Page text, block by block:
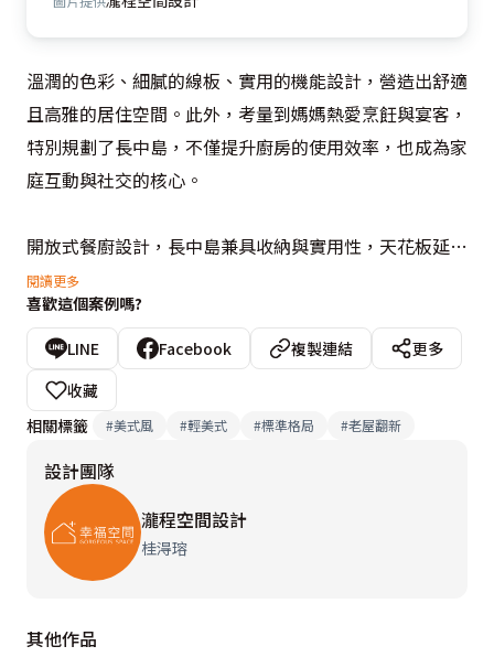
溫潤的色彩、細膩的線板、實用的機能設計，營造出舒適
且高雅的居住空間。此外，考量到媽媽熱愛烹飪與宴客，
特別規劃了長中島，不僅提升廚房的使用效率，也成為家
庭互動與社交的核心。
開放式餐廚設計，長中島兼具收納與實用性，天花板延續
美式風格的線板造型，並透過跳色處理增添空間層次，使
視覺更豐富而不單調。搭配嵌燈與間接燈光設計，讓室內
更顯溫馨柔和。
這個家融合美式優雅、實用收納與機能需求，透過精緻的
常生活、家庭互動與舒適居住的理想空間。無論是媽媽的
料理時光、小女兒的工作需求，還是大姐偶爾回家過夜的
溫馨感受，這裡都能滿足每位家庭成員的需求，讓家真正
成為最溫暖的依靠。
設計概念文字為【瀧程空間設計】提供
閱讀更多
喜歡這個案例嗎?
LINE Facebook 複製連結
更多
收藏
相關標籤
#美式風 #輕美式 #標準格局 #老屋翻新
設計團隊
瀧程空間設計
桂淂瑢
其他作品